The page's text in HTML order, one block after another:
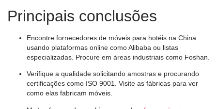
Principais conclusões
Encontre fornecedores de móveis para hotéis na China
usando plataformas online como Alibaba ou listas
especializadas. Procure em áreas industriais como Foshan.
Verifique a qualidade solicitando amostras e procurando
certificações como ISO 9001. Visite as fábricas para ver
como elas fabricam móveis.